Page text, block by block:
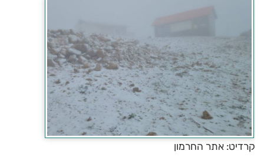
קרדיט: אתר החרמון